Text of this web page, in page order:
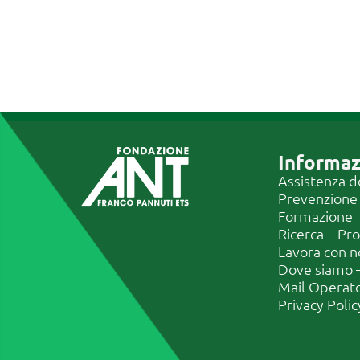
Assistenza
Prevenzione
Formazione
Ricerca –
Lavora con
Dove siamo
Mail
Privacy